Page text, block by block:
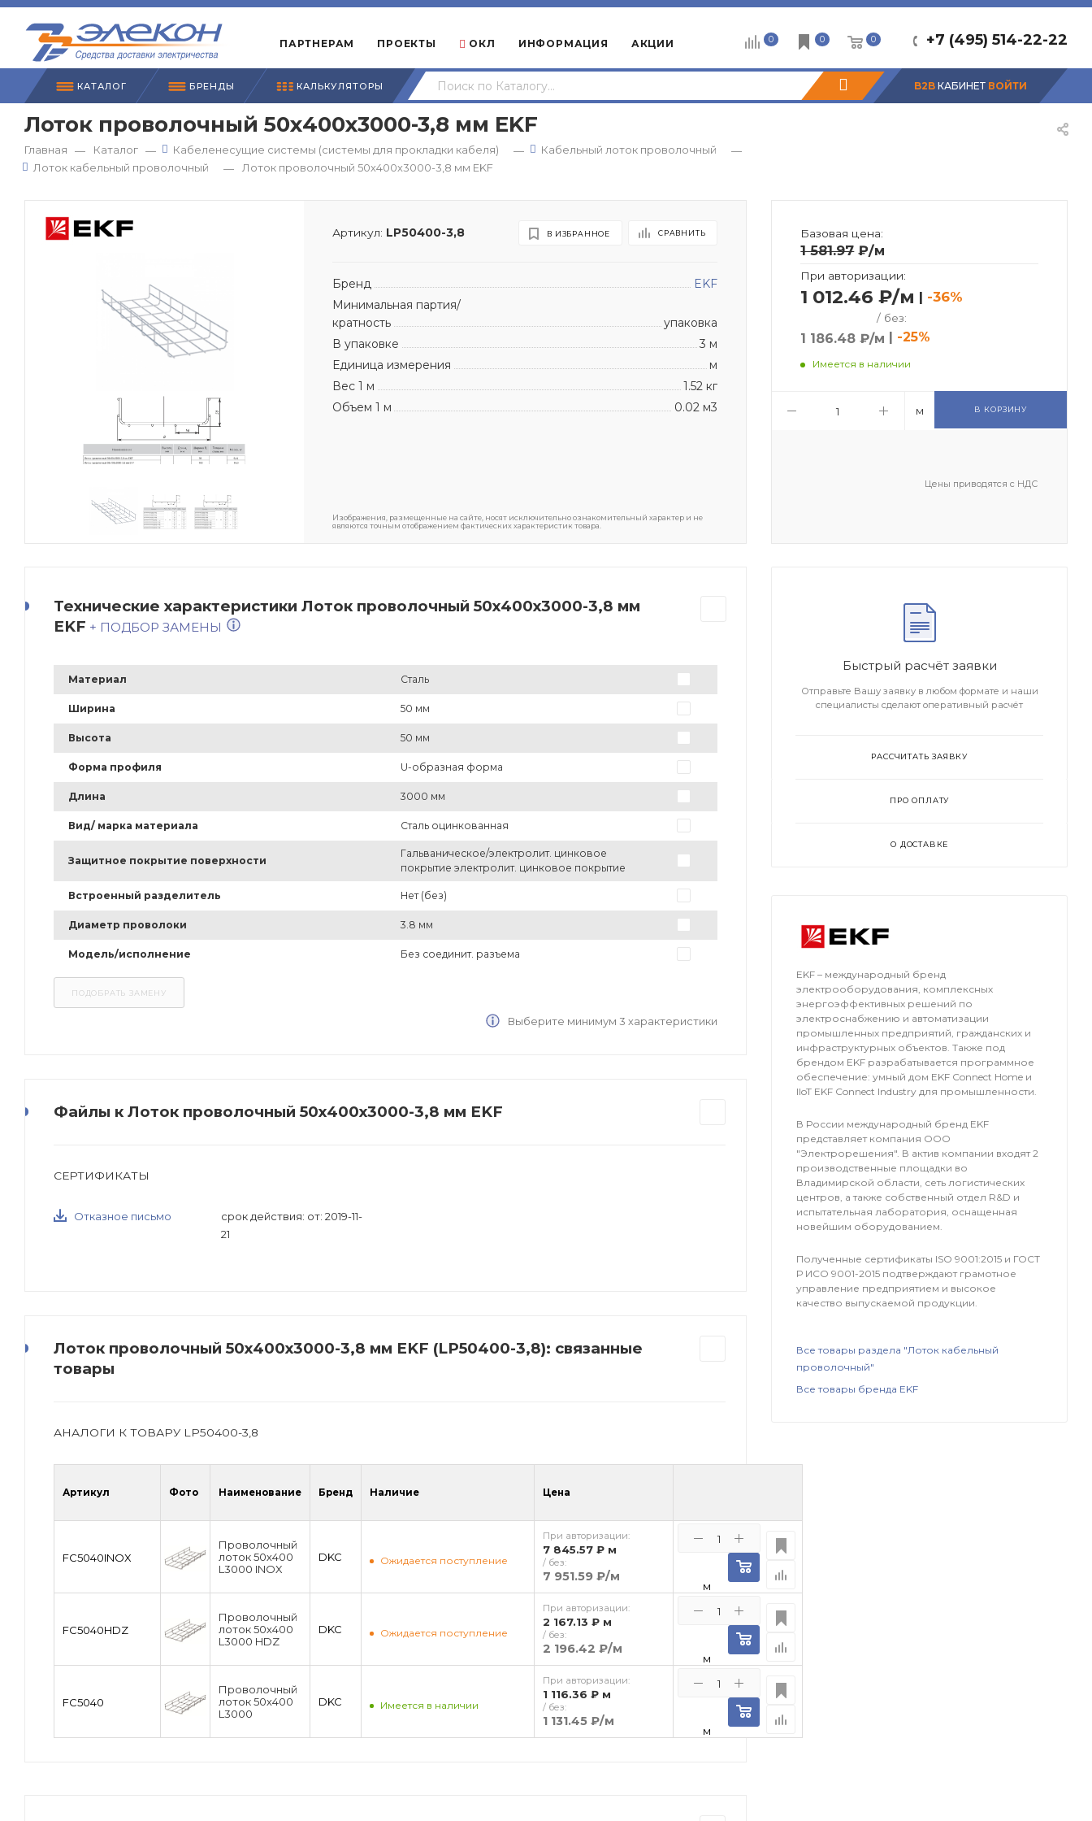
ПАРТНЕРАМ ПРОЕКТЫ ОКЛ ИНФОРМАЦИЯ АКЦИИ +7 (495) 514-22-22
0 0 0
B2B КАБИНЕТ ВОЙТИ
КАТАЛОГ БРЕНДЫ КАЛЬКУЛЯТОРЫ
Лоток проволочный 50х400х3000-3,8 мм EKF
Главная — Каталог — Кабеленесущие системы (системы для прокладки кабеля) — Кабельный лоток проволочный
—
Лоток кабельный проволочный
— Лоток проволочный 50х400х3000-3,8 мм EKF
Артикул: LP50400-3,8 В ИЗБРАННОЕ СРАВНИТЬ
Бренд
EKF
Минимальная партия/
кратность
упаковка
В упаковке
3 м
Единица измерения
м
Вес 1 м
1.52 кг
Объем 1 м
0.02 м3
Изображения, размещенные на сайте, носят исключительно ознакомительный характер и не
являются точным отображением фактических характеристик товара.
Базовая цена:
1 581.97₽/м
При авторизации:
1 012.46 ₽/м | -36%
/ без:
1 186.48 ₽/м | -25%
Имеется в наличии
м В КОРЗИНУ
Цены приводятся с НДС
Технические характеристики Лоток проволочный 50х400х3000-3,8 мм
EKF + ПОДБОР ЗАМЕНЫ
Материал Сталь
Ширина 50 мм
Высота 50 мм
Форма профиля U-образная форма
Длина 3000 мм
Вид/ марка материала Сталь оцинкованная
Защитное покрытие поверхности
Гальваническое/электролит. цинковое
покрытие электролит. цинковое покрытие
Встроенный разделитель Нет (без)
Диаметр проволоки 3.8 мм
Модель/исполнение Без соединит. разъема
Выберите минимум 3 характеристики
Файлы к Лоток проволочный 50х400х3000-3,8 мм EKF
СЕРТИФИКАТЫ
Отказное письмо
срок действия: от: 2019-11-
21
Лоток проволочный 50х400х3000-3,8 мм EKF (LP50400-3,8): связанные
товары
АНАЛОГИ К ТОВАРУ LP50400-3,8
Артикул Фото Наименование Бренд Наличие Цена
FC5040INOX
Проволочный
лоток 50х400
L3000 INOX
DKC Ожидается поступление
При авторизации:
7 845.57 ₽ м
/ без:
7 951.59 ₽/м
м
FC5040HDZ
Проволочный
лоток 50х400
L3000 HDZ
DKC Ожидается поступление
При авторизации:
2 167.13 ₽ м
/ без:
2 196.42 ₽/м
м
FC5040
Проволочный
лоток 50х400
L3000
DKC Имеется в наличии
При авторизации:
1 116.36 ₽ м
/ без:
1 131.45 ₽/м
м
Быстрый расчёт заявки
Отправьте Вашу заявку в любом формате и наши
специалисты сделают оперативный расчёт
РАССЧИТАТЬ ЗАЯВКУ
ПРО ОПЛАТУ
О ДОСТАВКЕ
EKF – международный бренд
электрооборудования, комплексных
энергоэффективных решений по
электроснабжению и автоматизации
промышленных предприятий, гражданских и
инфраструктурных объектов. Также под
брендом EKF разрабатывается программное
обеспечение: умный дом EKF Connect Home и
IIoT EKF Connect Industry для промышленности.
В России международный бренд EKF
представляет компания OOO
"Электрорешения". В актив компании входят 2
производственные площадки во
Владимирской области, сеть логистических
центров, а также собственный отдел R&D и
испытательная лаборатория, оснащенная
новейшим оборудованием.
Полученные сертификаты ISO 9001:2015 и ГОСТ
Р ИСО 9001-2015 подтверждают грамотное
управление предприятием и высокое
качество выпускаемой продукции.
Все товары раздела "Лоток кабельный
проволочный"
Все товары бренда EKF